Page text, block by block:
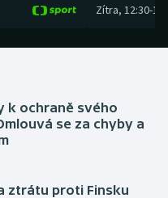
Zítra, 12:30-
k ochraně svého
se za chyby a
ztrátu proti Finsku